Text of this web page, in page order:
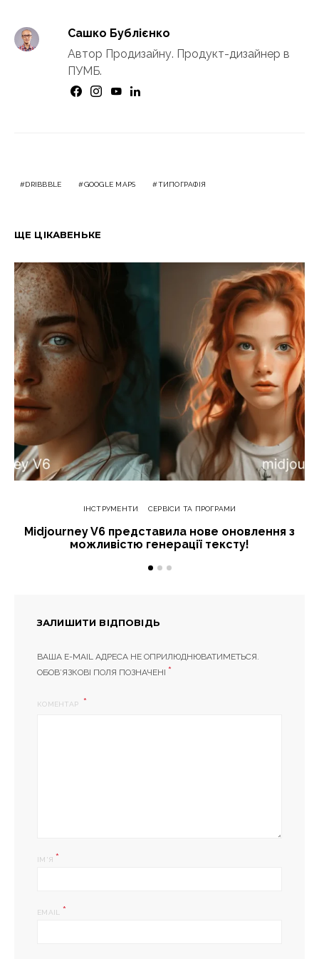
Сашко Бублієнко
Автор Продизайну. Продукт-дизайнер в
ПУМБ.
DRIBBBLE GOOGLE MAPS ТИПОГРАФІЯ
ЩЕ ЦІКАВЕНЬКЕ
ІНСТРУМЕНТИ СЕРВІСИ ТА ПРОГРАМИ
Midjourney V6 представила нове оновлення з
можливістю генерації тексту!
ЗАЛИШИТИ ВІДПОВІДЬ
ВАША E-MAIL АДРЕСА НЕ ОПРИЛЮДНЮВАТИМЕТЬСЯ.
ОБОВ’ЯЗКОВІ ПОЛЯ ПОЗНАЧЕНІ *
КОМЕНТАР
ІМ'Я *
EMAIL *